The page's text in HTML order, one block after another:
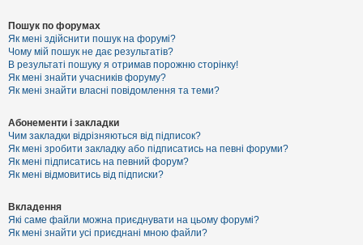
Пошук по форумах
Як мені здійснити пошук на форумі?
Чому мій пошук не дає результатів?
В результаті пошуку я отримав порожню сторінку!
Як мені знайти учасників форуму?
Як мені знайти власні повідомлення та теми?
Абонементи і закладки
Чим закладки відрізняються від підписок?
Як мені зробити закладку або підписатись на певні форуми?
Як мені підписатись на певний форум?
Як мені відмовитись від підписки?
Вкладення
Які саме файли можна приєднувати на цьому форумі?
Як мені знайти усі приєднані мною файли?